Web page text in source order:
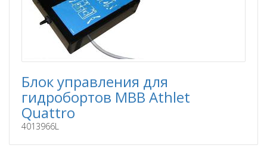
Блок управления для
гидробортов MBB Athlet
Quattro
4013966L